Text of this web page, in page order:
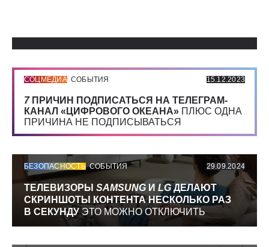
СОЦМЕДИА СОБЫТИЯ 15.12.2023
7 ПРИЧИН ПОДПИСАТЬСЯ НА ТЕЛЕГРАМ-
КАНАЛ «ЦИФРОВОГО ОКЕАНА» ПЛЮС ОДНА
ПРИЧИНА НЕ ПОДПИСЫВАТЬСЯ
БЕЗОПАСНОСТЬ СОБЫТИЯ 29.09.2024
ТЕЛЕВИЗОРЫ SAMSUNG И LGДЕЛАЮТ
СКРИНШОТЫ КОНТЕНТА НЕСКОЛЬКО РАЗ
В СЕКУНДУЭТО МОЖНО ОТКЛЮЧИТЬ